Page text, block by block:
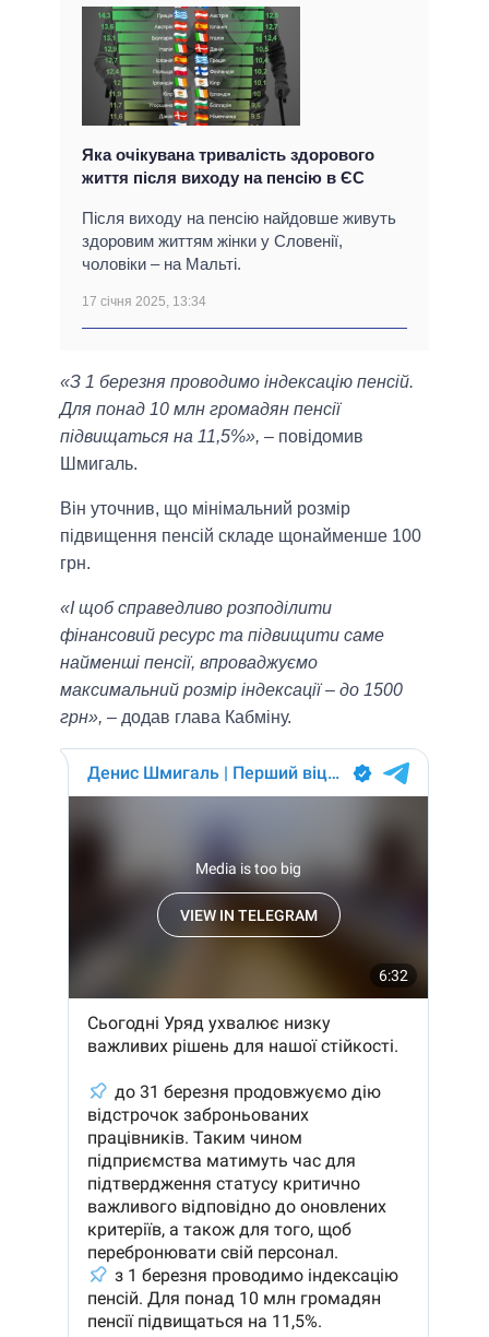
Яка очікувана тривалість здорового
життя після виходу на пенсію в ЄС
Після виходу на пенсію найдовше живуть
здоровим життям жінки у Словенії,
чоловіки – на Мальті.
17 січня 2025, 13:34
«З 1 березня проводимо індексацію пенсій.
Для понад 10 млн громадян пенсії
підвищаться на 11,5%», – повідомив
Шмигаль.
Він уточнив, що мінімальний розмір
підвищення пенсій складе щонайменше 100
грн.
«І щоб справедливо розподілити
фінансовий ресурс та підвищити саме
найменші пенсії, впроваджуємо
максимальний розмір індексації – до 1500
грн», – додав глава Кабміну.